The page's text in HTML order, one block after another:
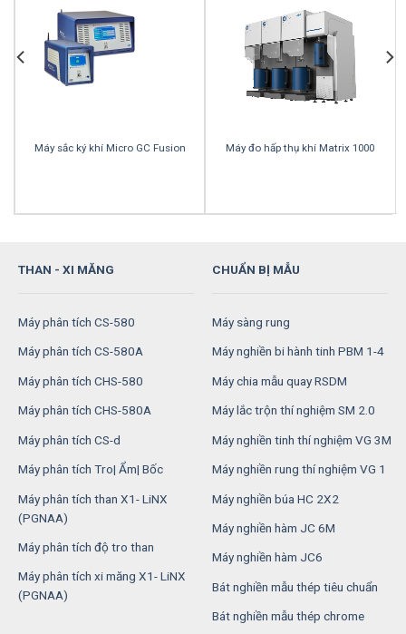
Máy sắc ký khí Micro GC Fusion Máy đo hấp thụ khí Matrix 1000
THAN - XI MĂNG
Máy phân tích CS-580
Máy phân tích CS-580A
Máy phân tích CHS-580
Máy phân tích CHS-580A
Máy phân tích CS-d
Máy phân tích Tro| Ẩm| Bốc
Máy phân tích than X1- LiNX
(PGNAA)
Máy phân tích độ tro than
Máy phân tích xi măng X1- LiNX
(PGNAA)
CHUẨN BỊ MẪU
Máy sàng rung
Máy nghiền bi hành tinh PBM 1-4
Máy chia mẫu quay RSDM
Máy lắc trộn thí nghiệm SM 2.0
Máy nghiền tinh thí nghiệm VG 3M
Máy nghiền rung thí nghiệm VG 1
Máy nghiền búa HC 2X2
Máy nghiền hàm JC 6M
Máy nghiền hàm JC6
Bát nghiền mẫu thép tiêu chuẩn
Bát nghiền mẫu thép chrome